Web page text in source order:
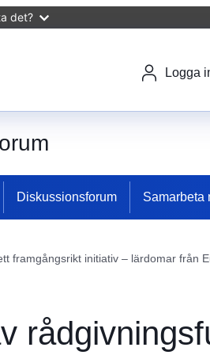
det?
Logga
Diskussionsforum Samarbeta
framgångsrikt initiativ – lärdomar från